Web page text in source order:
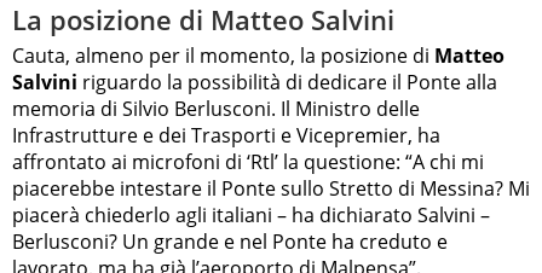
La posizione di Matteo Salvini
Cauta, almeno per il momento, la posizione di Matteo
Salvini riguardo la possibilità di dedicare il Ponte alla
memoria di Silvio Berlusconi. Il Ministro delle
Infrastrutture e dei Trasporti e Vicepremier, ha
affrontato ai microfoni di ‘Rtl’ la questione: “A chi mi
piacerebbe intestare il Ponte sullo Stretto di Messina? Mi
piacerà chiederlo agli italiani – ha dichiarato Salvini –
Berlusconi? Un grande e nel Ponte ha creduto e